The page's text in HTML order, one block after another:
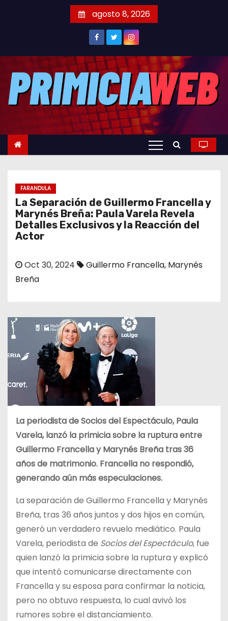
o
agosto 8, 2026
FARANDULA
La Separación de Guillermo Francella y
Marynés Breña: Paula Varela Revela
Detalles Exclusivos y la Reacción del
Actor
Oct 30, 2024 Guillermo Francella, Marynés
Breña
La periodista de Socios del Espectáculo, Paula
Varela, lanzó la primicia sobre la ruptura entre
Guillermo Francella y Marynés Breña tras 36
años de matrimonio. Francella no respondió,
generando aún más especulaciones.
La separación de Guillermo Francella y Marynés
Breña, tras 36 años juntos y dos hijos en común,
generó un verdadero revuelo mediático. Paula
Varela, periodista de Socios del Espectáculo, fue
quien lanzó la primicia sobre la ruptura y explicó
que intentó comunicarse directamente con
Francella y su esposa para confirmar la noticia,
pero no obtuvo respuesta, lo cual avivó los
rumores sobre el distanciamiento.